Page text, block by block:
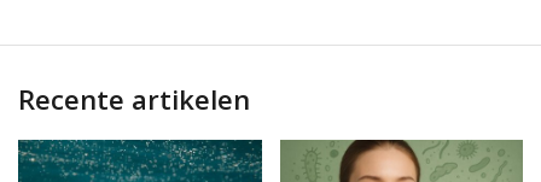
Recente artikelen